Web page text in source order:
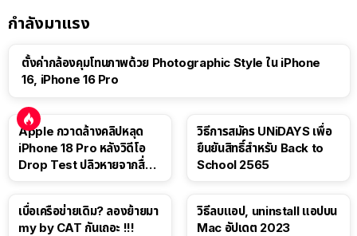
กำลังมาแรง
ตั้งค่ากล้องคุมโทนภาพด้วย Photographic Style ใน iPhone
16, iPhone 16 Pro
Apple กวาดล้างคลิปหลุด
iPhone 18 Pro หลังวิดีโอ
Drop Test ปลิวหายจากสื่อ
วิธีการสมัคร UNiDAYS เพื่อ
ยืนยันสิทธิ์สำหรับ Back to
School 2565
เบื่อเครือข่ายเดิม? ลองย้ายมา
my by CAT กันเถอะ !!!
วิธีลบแอป, uninstall แอปบน
Mac อัปเดต 2023